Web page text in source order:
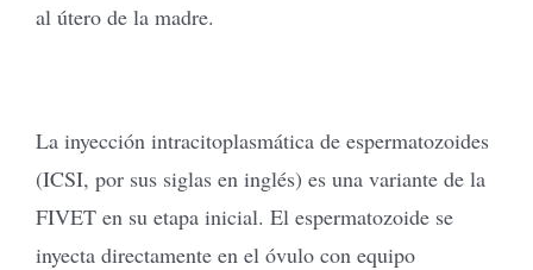
al útero de la madre.
La inyección intracitoplasmática de espermatozoides
(ICSI, por sus siglas en inglés) es una variante de la
FIVET en su etapa inicial. El espermatozoide se
inyecta directamente en el óvulo con equipo